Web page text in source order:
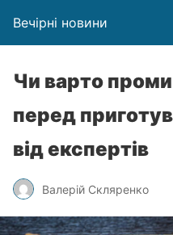
Вечірні новини
Чи варто
перед
від експертів
Валерій Скляренко